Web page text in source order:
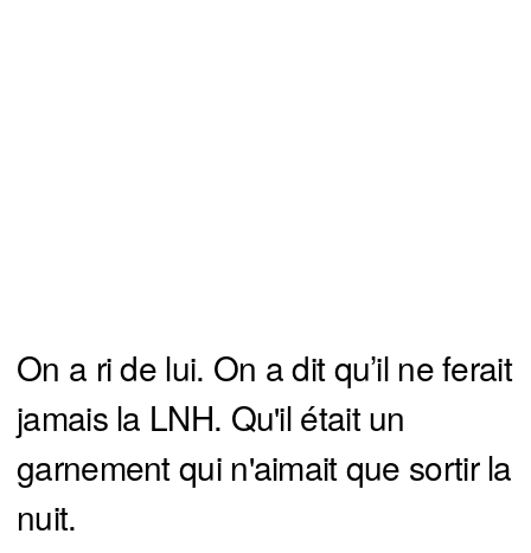
On a ri de lui. On a dit qu’il ne ferait
jamais la LNH. Qu'il était un
garnement qui n'aimait que sortir la
nuit.